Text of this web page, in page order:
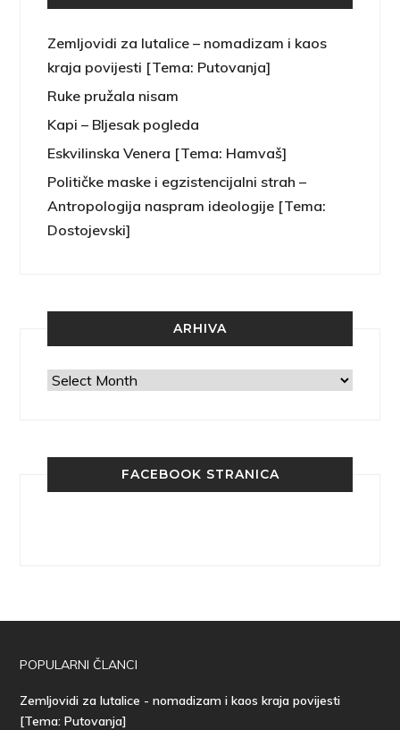
Zemljovidi za lutalice – nomadizam i kaos
kraja povijesti [Tema: Putovanja]
Ruke pružala nisam
Kapi – Bljesak pogleda
Eskvilinska Venera [Tema: Hamvaš]
Političke maske i egzistencijalni strah –
Antropologija naspram ideologije [Tema:
Dostojevski]
ARHIVA
Arhiva
FACEBOOK STRANICA
POPULARNI ČLANCI
Zemljovidi za lutalice - nomadizam i kaos kraja povijesti
[Tema: Putovanja]